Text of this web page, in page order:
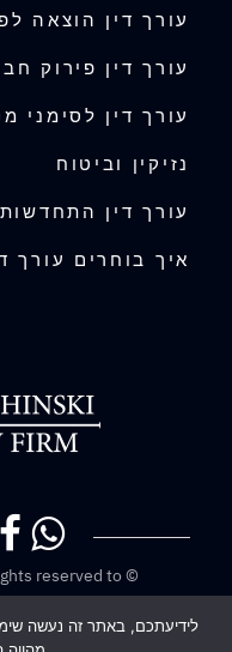
עורך דין הוצאה
עורך דין פירוק
עורך דין לסימני
נזיקין וביטוח
עורך דין התחדשות
איך בוחרים עורך
© All rights reserved to משרד עורכי דין קולצינסקי